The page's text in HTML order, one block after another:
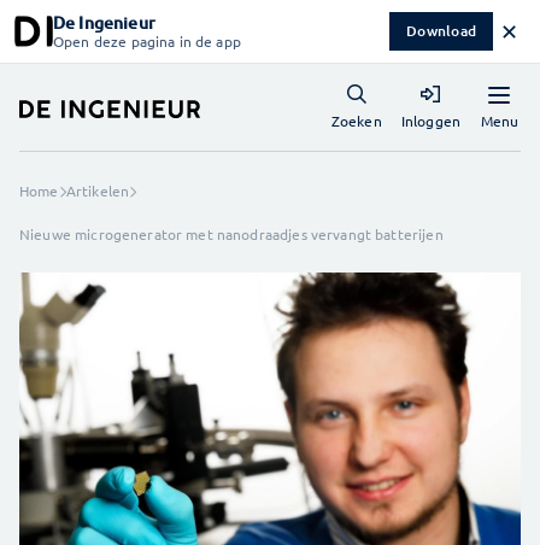
De Ingenieur
Open deze pagina in de app Download ✕
Menu
Zoeken Inloggen
Home Artikelen
Nieuwe microgenerator met nanodraadjes vervangt batterijen